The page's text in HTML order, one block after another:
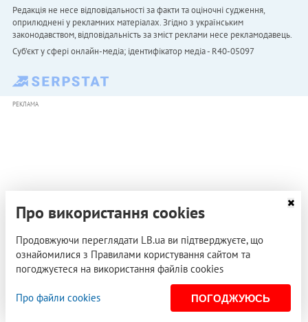
Редакція не несе відповідальності за факти та оціночні судження,
оприлюднені у рекламних матеріалах. Згідно з українським
законодавством, відповідальність за зміст реклами несе рекламодавець.
Cуб'єкт у сфері онлайн-медіа; ідентифікатор медіа - R40-05097
РЕКЛАМА
Про використання cookies
Продовжуючи переглядати LB.ua ви підтверджуєте, що
ознайомилися з Правилами користування сайтом та
погоджуєтеся на використання файлів cookies
Про файли cookies ПОГОДЖУЮСЬ